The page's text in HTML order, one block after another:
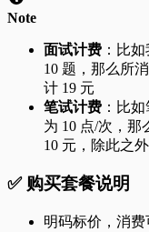
Note
面试计费 ：比
10 题，那么所
计 19 元
笔试计费 ：比
为 10 点/次，那
10 元，除此之
✅ 购买套餐说明
明码标价，消